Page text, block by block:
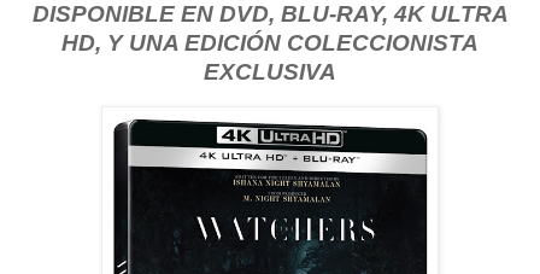
DISPONIBLE EN DVD, BLU-RAY, 4K ULTRA
HD, Y UNA EDICIÓN COLECCIONISTA
EXCLUSIVA